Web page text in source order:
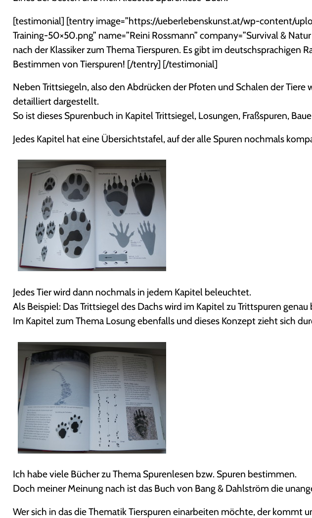
[testimonial] [tentry image=”https://ueberlebenskunst.at/wp-content/
Training-50×50.png” name=”Reini Rossmann” company=”Survival &
nach der Klassiker zum Thema Tierspuren. Es gibt im deutschsprachigen
Bestimmen von Tierspuren! [/tentry] [/testimonial]
Neben Trittsiegeln, also den Abdrücken der Pfoten und Schalen der Tiere
detailliert dargestellt.
So ist dieses Spurenbuch in Kapitel Trittsiegel, Losungen, Fraßspuren,
Jedes Kapitel hat eine Übersichtstafel, auf der alle Spuren nochmals
Jedes Tier wird dann nochmals in jedem Kapitel beleuchtet.
Als Beispiel: Das Trittsiegel des Dachs wird im Kapitel zu Trittspuren genau
Im Kapitel zum Thema Losung ebenfalls und dieses Konzept zieht sich
Ich habe viele Bücher zu Thema Spurenlesen bzw. Spuren bestimmen.
Doch meiner Meinung nach ist das Buch von Bang & Dahlström die
Wer sich in das die Thematik Tierspuren einarbeiten möchte, der kommt